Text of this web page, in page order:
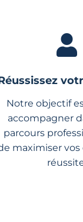
Notre objectif
accompagner
parcours
maximiser vos